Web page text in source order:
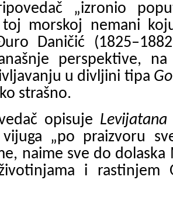
„izronio
toj morskoj nemani
Daničić
perspektive,
u divljini tipa
strašno.
opisuje Levijatana
„po praizvoru
naime sve do
i rastinjem